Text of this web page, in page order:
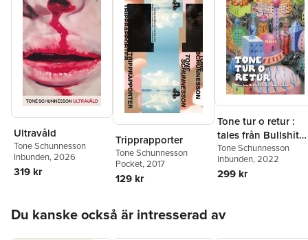
Ultravåld
Tone Schunnesson
Inbunden, 2026
319 kr
Tripprapporter
Tone Schunnesson
Pocket, 2017
129 kr
Tone tur o retur :
tales från Bullshit
city och andra
ställen
Tone Schunnesson
Inbunden, 2022
299 kr
Du kanske också är intresserad av